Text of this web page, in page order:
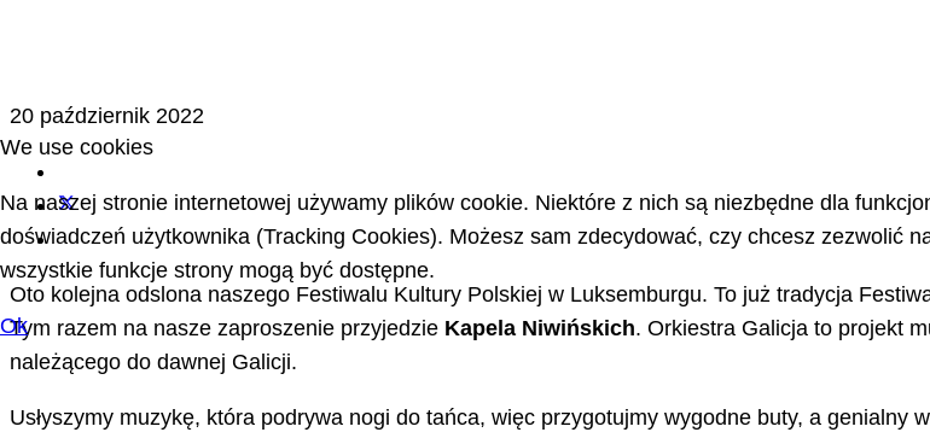
20 październik 2022
Oto kolejna odslona naszego Festiwalu Kultury Polskiej w Luksemburgu. To już tradycja
Tym razem na nasze zaproszenie przyjedzie Kapela Niwińskich. Orkiestra Galicja to projekt
należącego do dawnej Galicji.
Usłyszymy muzykę, która podrywa nogi do tańca, więc przygotujmy wygodne buty, a genialny
We use cookies
Na naszej stronie internetowej używamy plików cookie. Niektóre z nich są niezbędne dla
doświadczeń użytkownika (Tracking Cookies). Możesz sam zdecydować, czy chcesz zezwolić
wszystkie funkcje strony mogą być dostępne.
Ok